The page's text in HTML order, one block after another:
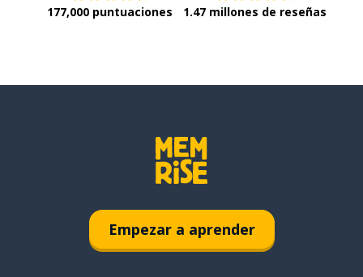
177,000 puntuaciones 1.47 millones de reseñas
Empezar a aprender